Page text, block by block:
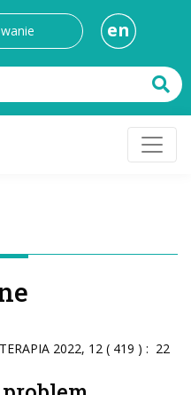
en
TERAPIA 2022, 12 ( 419 ) : 22